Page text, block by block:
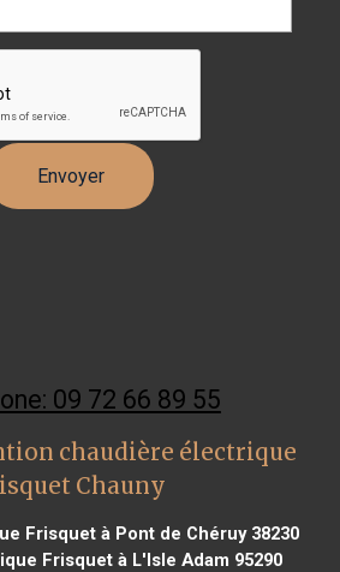
09 72 66 89 55
chaudière électrique
Chauny
Frisquet à Pont de Chéruy 38230
Frisquet à L'Isle Adam 95290